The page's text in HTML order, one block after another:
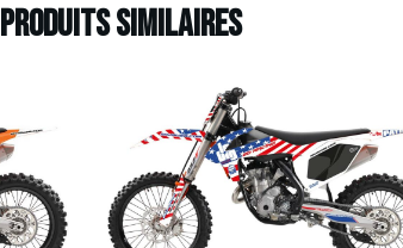
Produits similaires